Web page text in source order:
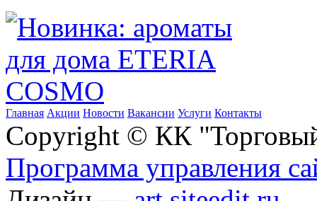
Главная Акции Новости Вакансии Услуги Контакты
Copyright © КК
Программа управления